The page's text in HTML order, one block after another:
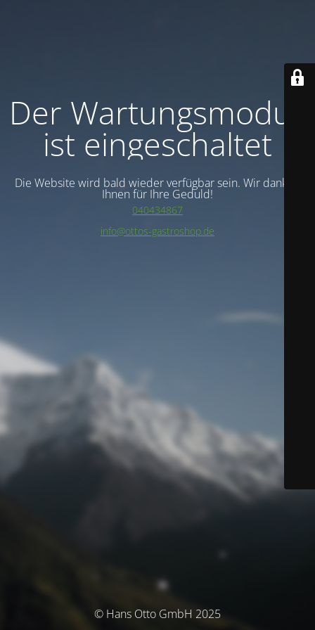
Der Wartungsmodus
ist eingeschaltet
Die Website wird bald wieder verfügbar sein. Wir danken
Ihnen für Ihre Geduld!
040434867
info@ottos-gastroshop.de
© Hans Otto GmbH 2025